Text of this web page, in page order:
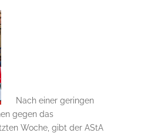
Nach einer geringen
gegen das
Woche, gibt der AStA